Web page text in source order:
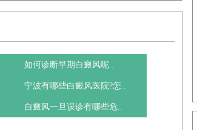
如何诊断早期白癜风呢..
宁波有哪些白癜风医院?怎..
白癜风一旦误诊有哪些危..